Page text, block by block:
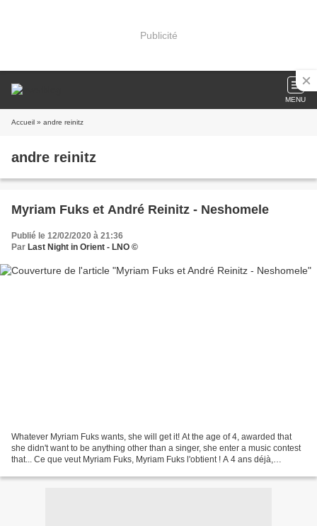
Publicité
MENU
Accueil » andre reinitz
andre reinitz
Myriam Fuks et André Reinitz - Neshomele
Publié le 12/02/2020 à 21:36
Par Last Night in Orient - LNO ©
Whatever Myriam Fuks wants, she will get it! At the age of 4, awarded that
she didn't want to be anything other than a singer, she enter a music contest
that... Ce que veut Myriam Fuks, Myriam Fuks l'obtient ! A 4 ans déjà,